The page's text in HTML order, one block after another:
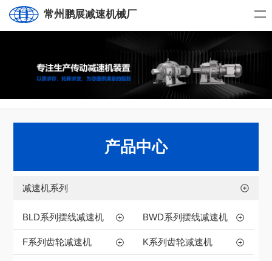
常州鹏展减速机械厂
产品中心
减速机系列
BLD系列摆线减速机 BWD系列摆线减速机
F系列齿轮减速机 K系列齿轮减速机